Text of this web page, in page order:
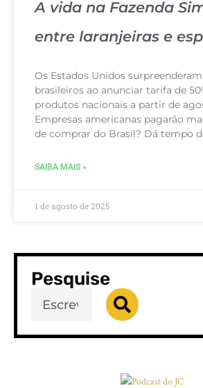
A vida na Fazenda
entre laranjeiras e
Os Estados Unidos
brasileiros ao anunciar tarifa de
produtos nacionais a partir de
Empresas americanas pagarão
de comprar do Brasil? Dá tempo
SAIBA MAIS »
1 de agosto de 2025
Pesquise